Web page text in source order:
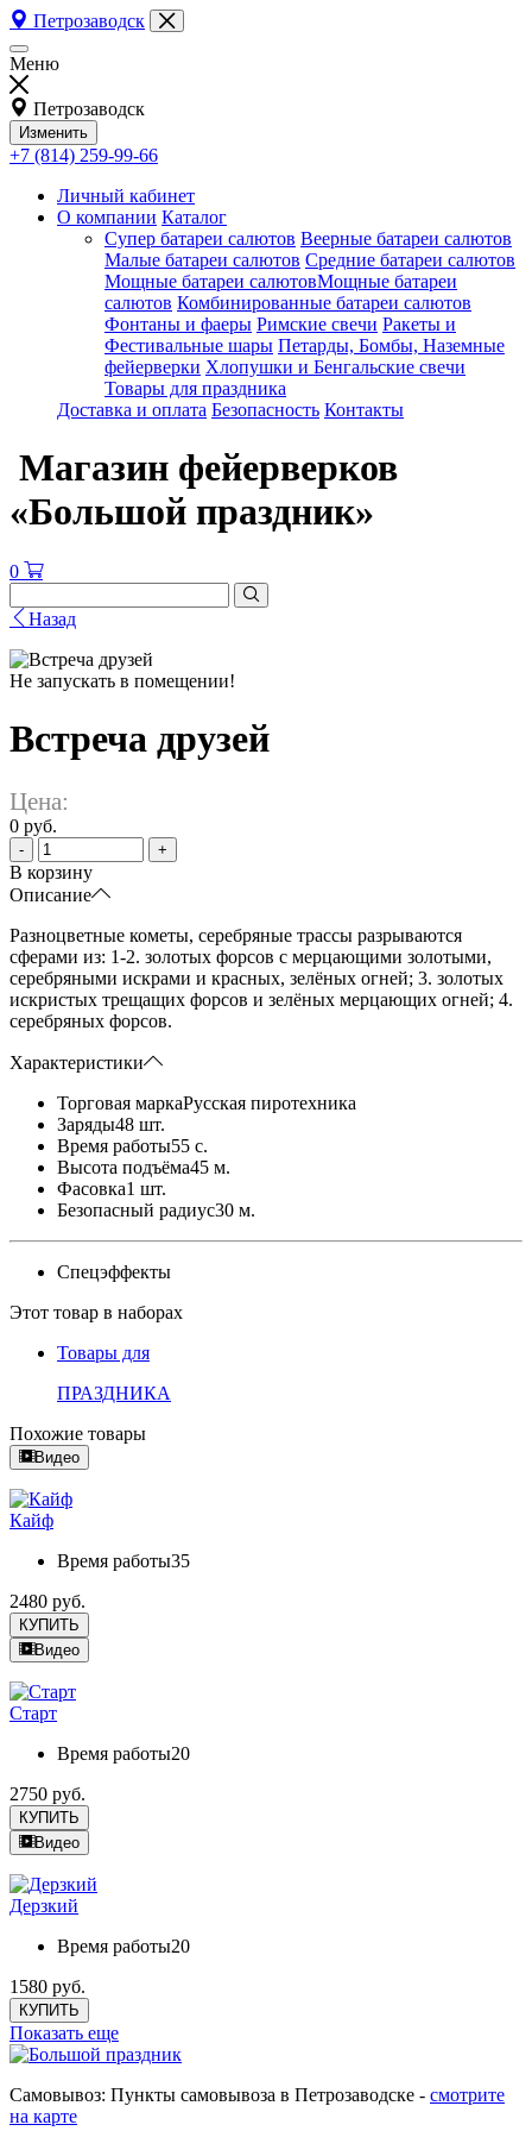
Петрозаводск
Меню
Петрозаводск
Изменить
+7 (814) 259-99-66
Личный кабинет
О компании Каталог
Супер батареи салютов Веерные батареи салютов
Малые батареи салютов Средние батареи салютов
Мощные батареи салютовМощные батареи
салютов Комбинированные батареи салютов
Фонтаны и фаеры Римские свечи Ракеты и
Фестивальные шары Петарды, Бомбы, Наземные
фейерверки Хлопушки и Бенгальские свечи
Товары для праздника
Доставка и оплата Безопасность Контакты
Магазин фейерверков
«Большой праздник»
0
Назад
Не запускать в помещении!
Встреча друзей
Цена:
0 руб.
- +
В корзину
Описание
Разноцветные кометы, серебряные трассы разрываются
сферами из: 1-2. золотых форсов с мерцающими золотыми,
серебряными искрами и красных, зелёных огней; 3. золотых
искристых трещащих форсов и зелёных мерцающих огней; 4.
серебряных форсов.
Характеристики
Торговая маркаРусская пиротехника
Заряды48 шт.
Время работы55 с.
Высота подъёма45 м.
Фасовка1 шт.
Безопасный радиус30 м.
Спецэффекты
Этот товар в наборах
Товары для
ПРАЗДНИКА
Похожие товары
Видео
Кайф
Время работы35
2480 руб.
КУПИТЬ
Видео
Старт
Время работы20
2750 руб.
КУПИТЬ
Видео
Дерзкий
Время работы20
1580 руб.
КУПИТЬ
Показать еще
Самовывоз: Пункты самовывоза в Петрозаводске - смотрите
на карте